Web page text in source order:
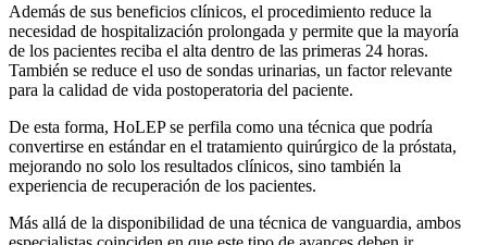
Además de sus beneficios clínicos, el procedimiento reduce la
necesidad de hospitalización prolongada y permite que la mayoría
de los pacientes reciba el alta dentro de las primeras 24 horas.
También se reduce el uso de sondas urinarias, un factor relevante
para la calidad de vida postoperatoria del paciente.
De esta forma, HoLEP se perfila como una técnica que podría
convertirse en estándar en el tratamiento quirúrgico de la próstata,
mejorando no solo los resultados clínicos, sino también la
experiencia de recuperación de los pacientes.
Más allá de la disponibilidad de una técnica de vanguardia, ambos